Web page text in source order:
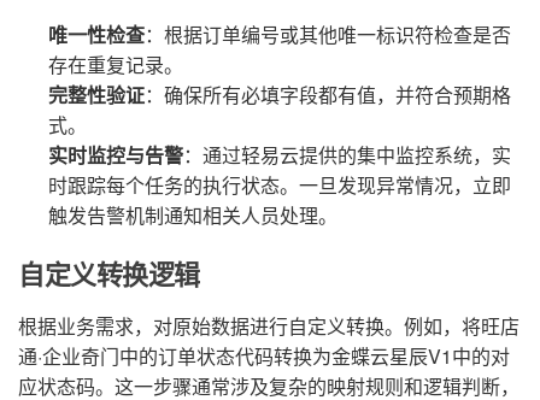
唯一性检查：根据订单编号或其他唯一标识符检查是否
存在重复记录。
完整性验证：确保所有必填字段都有值，并符合预期格
式。
实时监控与告警：通过轻易云提供的集中监控系统，实
时跟踪每个任务的执行状态。一旦发现异常情况，立即
触发告警机制通知相关人员处理。
自定义转换逻辑
根据业务需求，对原始数据进行自定义转换。例如，将旺店
通·企业奇门中的订单状态代码转换为金蝶云星辰V1中的对
应状态码。这一步骤通常涉及复杂的映射规则和逻辑判断，